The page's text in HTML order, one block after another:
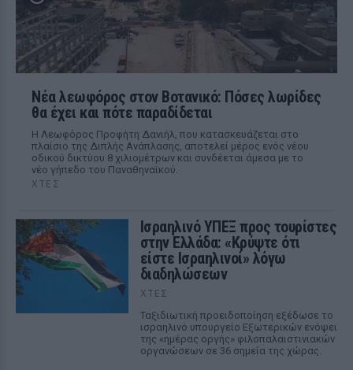
Νέα λεωφόρος στον Βοτανικό: Πόσες λωρίδες
θα έχει και πότε παραδίδεται
Η Λεωφόρος Προφήτη Δανιήλ, που κατασκευάζεται στο
πλαίσιο της Διπλής Ανάπλασης, αποτελεί μέρος ενός νέου
οδικού δικτύου 8 χιλιομέτρων και συνδέεται άμεσα με το
νέο γήπεδο του Παναθηναϊκού.
ΧΤΕΣ
Ισραηλινό ΥΠΕΞ προς τουρίστες
στην Ελλάδα: «Κρύψτε ότι
είστε Ισραηλινοί» λόγω
διαδηλώσεων
ΧΤΕΣ
Ταξιδιωτική προειδοποίηση εξέδωσε το
ισραηλινό υπουργείο Εξωτερικών ενόψει
της «ημέρας οργής» φιλοπαλαιστινιακών
οργανώσεων σε 36 σημεία της χώρας.